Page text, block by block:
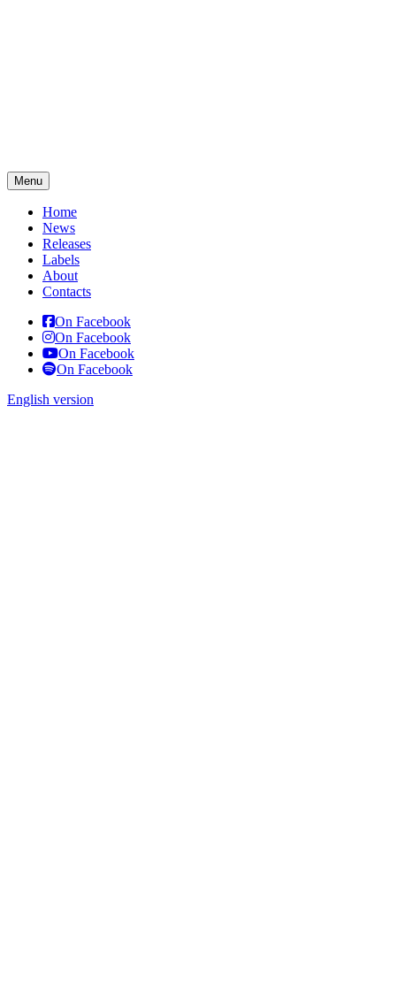
Menu
Home
News
Releases
Labels
About
Contacts
On Facebook
On Facebook
On Facebook
On Facebook
English version